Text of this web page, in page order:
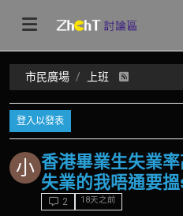
市民廣場 上班
登入以發表
小 香港畢業生失業
失業的我唔通要
2 18天之前